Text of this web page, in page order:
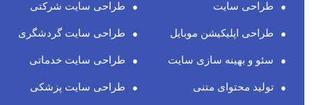
طراحی سایت شرکتی
طراحی سایت گردشگری
طراحی سایت خدماتی
طراحی سایت پزشکی
طراحی سایت
طراحی اپلیکیشن موبایل
سئو و بهینه سازی سایت
تولید محتوای متنی